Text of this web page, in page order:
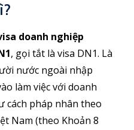
doanh nghiệp
, gọi tắt là visa DN1. Là
nước ngoài nhập
làm việc với doanh
cách pháp nhân theo
Nam (theo Khoản 8